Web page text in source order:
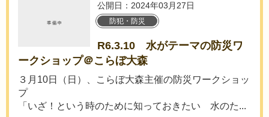
公開日：2024年03月27日
防犯・防災
R6.3.10 水がテーマの防災ワ
ークショップ＠こらぼ大森
３月10日（日）、こらぼ大森主催の防災ワークショッ
プ
「いざ！という時のために知っておきたい 水のた...